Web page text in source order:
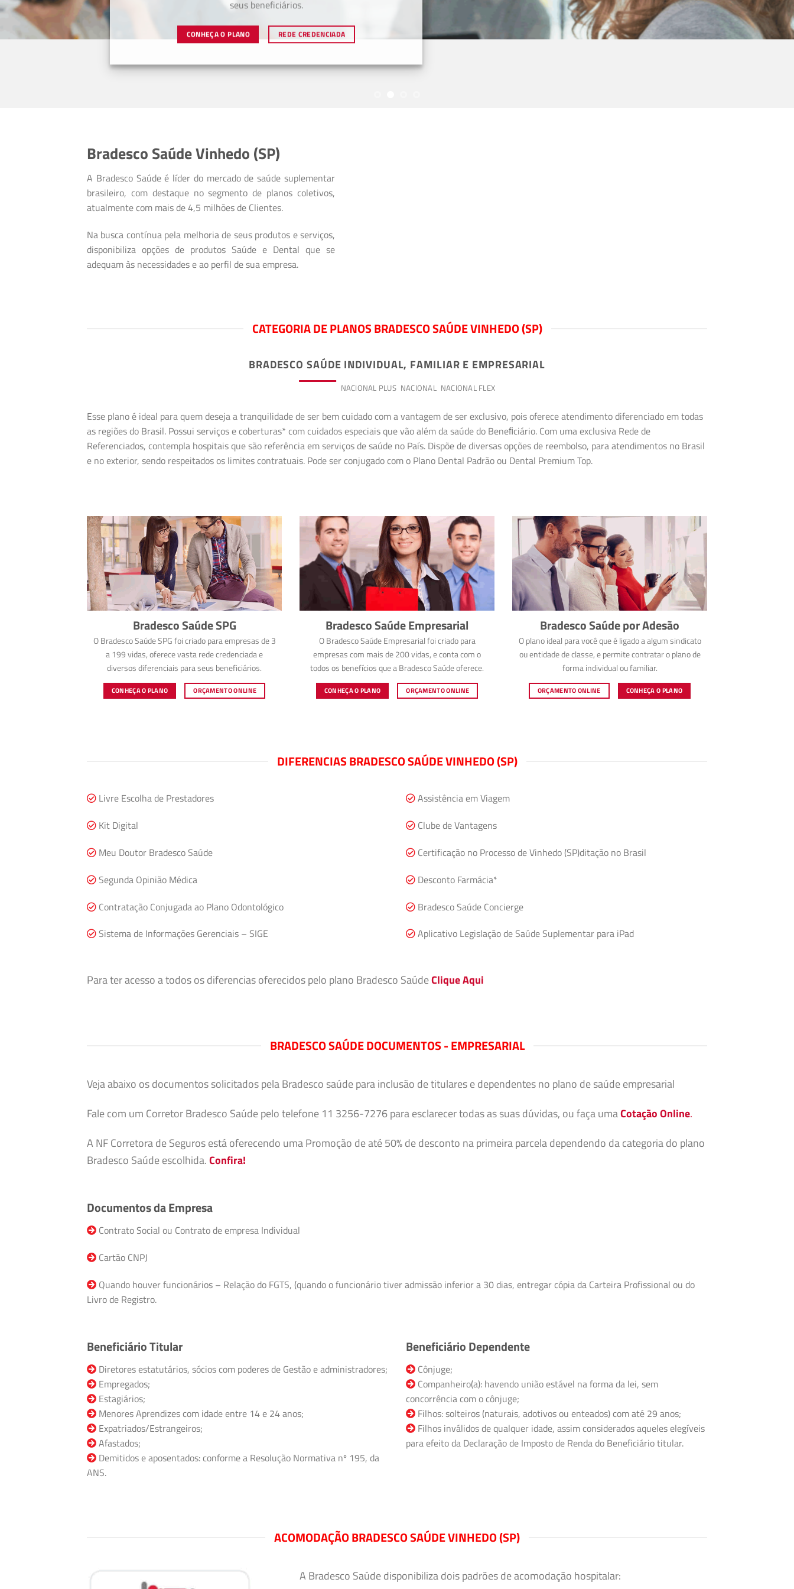
seus beneficiários.
CONHEÇA O PLANO REDE CREDENCIADA
Bradesco Saúde Vinhedo (SP)
A Bradesco Saúde é líder do mercado de saúde suplementar
brasileiro, com destaque no segmento de planos coletivos,
atualmente com mais de 4,5 milhões de Clientes.
Na busca contínua pela melhoria de seus produtos e serviços,
disponibiliza opções de produtos Saúde e Dental que se
adequam às necessidades e ao perfil de sua empresa.
CATEGORIA DE PLANOS BRADESCO SAÚDE VINHEDO (SP)
BRADESCO SAÚDE INDIVIDUAL, FAMILIAR E EMPRESARIAL
NACIONAL PLUS NACIONAL NACIONAL FLEX
Esse plano é ideal para quem deseja a tranquilidade de ser bem cuidado com a vantagem de ser exclusivo, pois oferece atendimento diferenciado em todas
as regiões do Brasil. Possui serviços e coberturas* com cuidados especiais que vão além da saúde do Beneﬁciário. Com uma exclusiva Rede de
Referenciados, contempla hospitais que são referência em serviços de saúde no País. Dispõe de diversas opções de reembolso, para atendimentos no Brasil
e no exterior, sendo respeitados os limites contratuais. Pode ser conjugado com o Plano Dental Padrão ou Dental Premium Top.
Bradesco Saúde SPG
O Bradesco Saúde SPG foi criado para empresas de 3
a 199 vidas, oferece vasta rede credenciada e
diversos diferenciais para seus beneficiários.
CONHEÇA O PLANO ORÇAMENTO ONLINE
Bradesco Saúde Empresarial
O Bradesco Saúde Empresarial foi criado para
empresas com mais de 200 vidas, e conta com o
todos os benefícios que a Bradesco Saúde oferece.
CONHEÇA O PLANO ORÇAMENTO ONLINE
Bradesco Saúde por Adesão
O plano ideal para você que é ligado a algum sindicato
ou entidade de classe, e permite contratar o plano de
forma individual ou familiar.
ORÇAMENTO ONLINE CONHEÇA O PLANO
DIFERENCIAS BRADESCO SAÚDE VINHEDO (SP)
Livre Escolha de Prestadores
Kit Digital
Meu Doutor Bradesco Saúde
Segunda Opinião Médica
Contratação Conjugada ao Plano Odontológico
Sistema de Informações Gerenciais – SIGE
Assistência em Viagem
Clube de Vantagens
Certificação no Processo de Vinhedo (SP)ditação no Brasil
Desconto Farmácia*
Bradesco Saúde Concierge
Aplicativo Legislação de Saúde Suplementar para iPad
Para ter acesso a todos os diferencias oferecidos pelo plano Bradesco SaúdeClique Aqui
BRADESCO SAÚDE DOCUMENTOS - EMPRESARIAL
Veja abaixo os documentos solicitados pela Bradesco saúde para inclusão de titulares e dependentes no plano de saúde empresarial
Fale com um Corretor Bradesco Saúde pelo telefone 11 3256-7276 para esclarecer todas as suas dúvidas, ou faça umaCotação Online.
A NF Corretora de Seguros está oferecendo uma Promoção de até 50% de desconto na primeira parcela dependendo da categoria do plano
Bradesco Saúde escolhida.Confira!
Documentos da Empresa
Contrato Social ou Contrato de empresa Individual
Cartão CNPJ
Quando houver funcionários – Relação do FGTS, (quando o funcionário tiver admissão inferior a 30 dias, entregar cópia da Carteira Profissional ou do
Livro de Registro.
Beneficiário Titular
Diretores estatutários, sócios com poderes de Gestão e administradores;
Empregados;
Estagiários;
Menores Aprendizes com idade entre 14 e 24 anos;
Expatriados/Estrangeiros;
Afastados;
Demitidos e aposentados: conforme a Resolução Normativa nº 195, da
ANS.
Beneficiário Dependente
Cônjuge;
Companheiro(a): havendo união estável na forma da lei, sem
concorrência com o cônjuge;
Filhos: solteiros (naturais, adotivos ou enteados) com até 29 anos;
Filhos inválidos de qualquer idade, assim considerados aqueles elegíveis
para efeito da Declaração de Imposto de Renda do Beneficiário titular.
ACOMODAÇÃO BRADESCO SAÚDE VINHEDO (SP)
A Bradesco Saúde disponibiliza dois padrões de acomodação hospitalar: